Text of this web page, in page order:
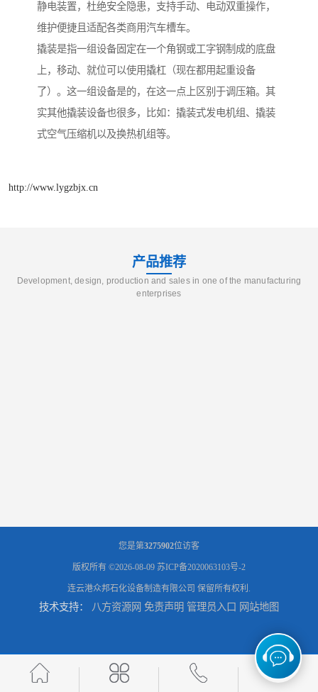
静电装置，杜绝安全隐患，支持手动、电动双重操作，
维护便捷且适配各类商用汽车槽车。
撬装是指一组设备固定在一个角钢或工字钢制成的底盘
上，移动、就位可以使用撬杠（现在都用起重设备
了）。这一组设备是的，在这一点上区别于调压箱。其
实其他撬装设备也很多，比如：撬装式发电机组、撬装
式空气压缩机以及换热机组等。
http://www.lygzbjx.cn
产品推荐
Development, design, production and sales in one of the manufacturing
enterprises
您是第3275902位访客
版权所有 ©2026-08-09 苏ICP备2020063103号-2
连云港众邦石化设备制造有限公司 保留所有权利.
技术支持： 八方资源网 免责声明 管理员入口 网站地图